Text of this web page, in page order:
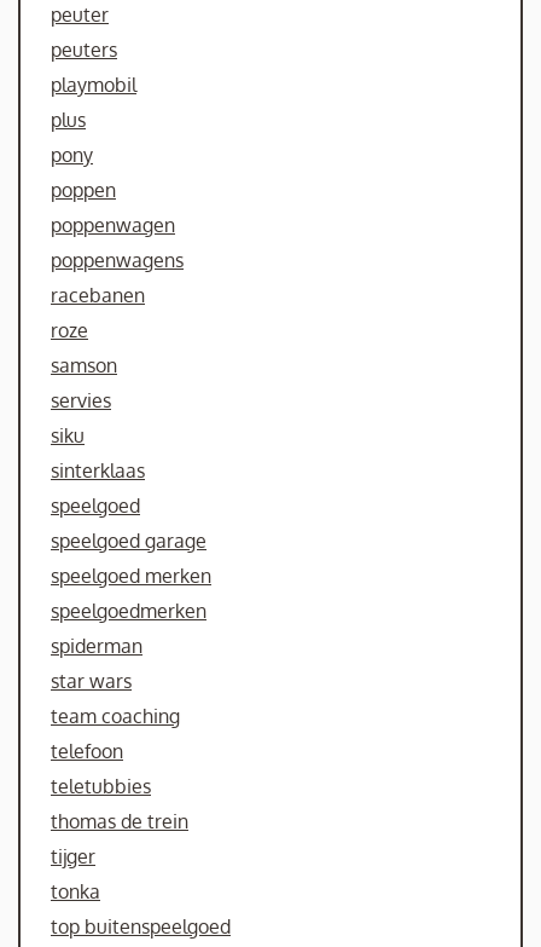
peuter
peuters
playmobil
plus
pony
poppen
poppenwagen
poppenwagens
racebanen
roze
samson
servies
siku
sinterklaas
speelgoed
speelgoed garage
speelgoed merken
speelgoedmerken
spiderman
star wars
team coaching
telefoon
teletubbies
thomas de trein
tijger
tonka
top buitenspeelgoed